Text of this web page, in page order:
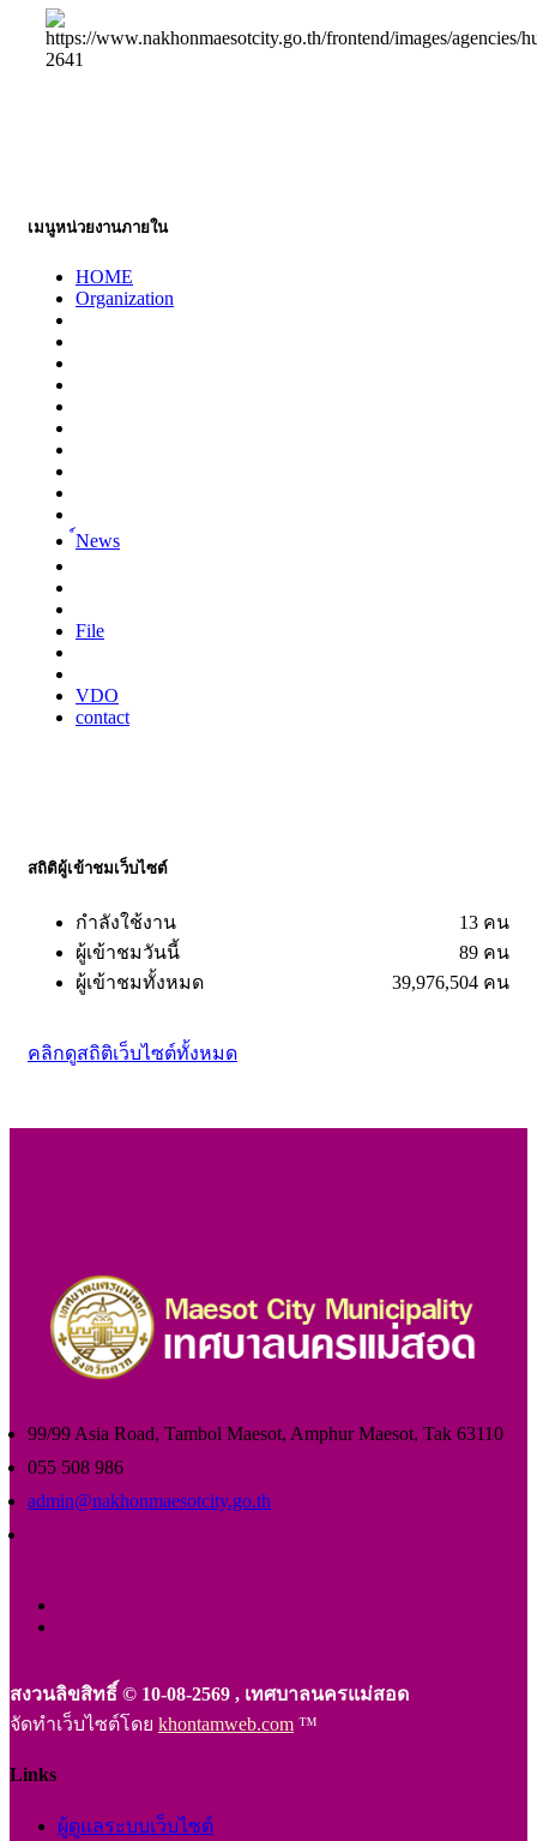
เมนูหน่วยงานภายใน
HOME
Organization
์News
File
VDO
contact
สถิติผู้เข้าชมเว็บไซต์
กำลังใช้งาน
13 คน
ผู้เข้าชมวันนี้
89 คน
ผู้เข้าชมทั้งหมด
39,976,504 คน
คลิกดูสถิติเว็บไซต์ทั้งหมด
99/99 Asia Road, Tambol Maesot, Amphur Maesot, Tak 63110
055 508 986
admin@nakhonmaesotcity.go.th
สงวนลิขสิทธิ์ © 10-08-2569 , เทศบาลนครแม่สอด
จัดทำเว็บไซต์โดย khontamweb.com ™
Links
ผู้ดูแลระบบเว็บไซต์